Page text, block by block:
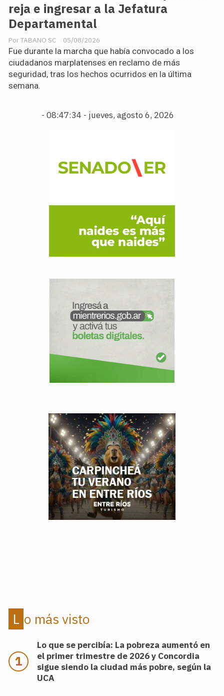
reja e ingresar a la Jefatura
Departamental
TABANO SC 05/08/2026
Fue durante la marcha que había convocado a los
ciudadanos marplatenses en reclamo de más
seguridad, tras los hechos ocurridos en la última
semana.
- 08:47:35 - jueves, agosto 6, 2026
Lo más visto
Lo que se percibía: La pobreza aumentó en
el primer trimestre de 2026 y Concordia
sigue siendo la ciudad más pobre, según la
UCA